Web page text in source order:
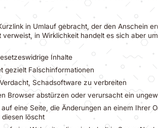
in Umlauf gebracht, der den Anschein
verweist, in Wirklichkeit handelt es sich aber
Inhalte
gezielt Falschinformationen
Schadsoftware zu verbreiten
Browser abstürzen oder verursacht ein
eine Seite, die Änderungen an einem Ihrer
diesen löscht